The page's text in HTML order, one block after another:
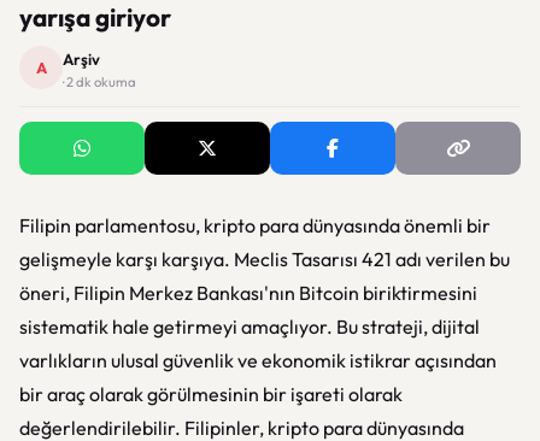
yarışa giriyor
A Arşiv
· 2 dk okuma
Filipin parlamentosu, kripto para dünyasında önemli bir
gelişmeyle karşı karşıya. Meclis Tasarısı 421 adı verilen bu
öneri, Filipin Merkez Bankası'nın Bitcoin biriktirmesini
sistematik hale getirmeyi amaçlıyor. Bu strateji, dijital
varlıkların ulusal güvenlik ve ekonomik istikrar açısından
bir araç olarak görülmesinin bir işareti olarak
değerlendirilebilir. Filipinler, kripto para dünyasında